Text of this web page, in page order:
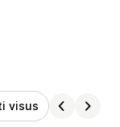
visus